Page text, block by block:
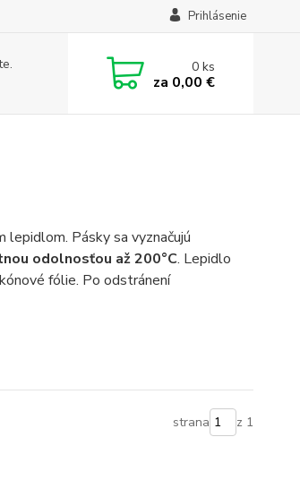
Prihlásenie
0ks
za 0,00 €
Pásky sa vyznačujú
odolnosťou až 200°C. Lepidlo
fólie. Po odstránení
strana z 1